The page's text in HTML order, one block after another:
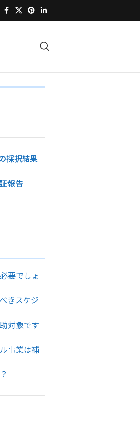
採択結果
報告
要でしょ
きスケジ
対象です
事業は補